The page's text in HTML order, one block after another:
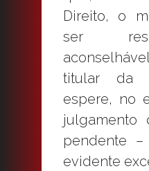
Direito, o
ser
titular da
espere, no
julgamento
pendente
evidente